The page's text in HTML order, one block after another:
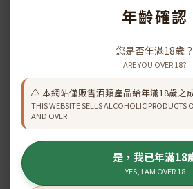
HINE 御鹿 X.O. 一級園干
HK$1,867.00
年齡確認
您是否年滿18歲？
ARE YOU OVER 18?
⚠️ 本網站僅販售酒類產品給年滿18歲之
THIS WEBSITE SELLS ALCOHOLIC PRODUCTS
AND OVER.
是，我已年滿18
YES, I AM OVER 18